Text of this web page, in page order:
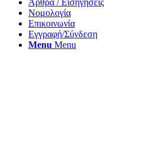
Άρθρα / Εισηγήσεις
Νομολογία
Επικοινωνία
Εγγραφή/Σύνδεση
Menu Menu